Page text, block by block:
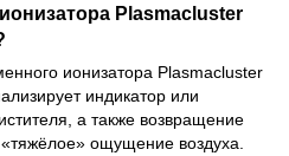
Plasmacluster
ионизатора Plasmacluster
индикатор или
а также возвращение
ощущение воздуха.